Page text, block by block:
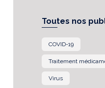
Toutes nos
COVID-19
Traitement
Virus